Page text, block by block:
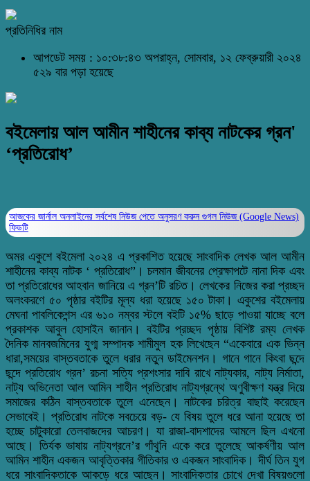
প্রতিনিধির নাম
আপডেট সময় : ১০:৩৮:৪৩ অপরাহ্ন, সোমবার, ১২ ফেব্রুয়ারী ২০২৪
৫২৯ বার পড়া হয়েছে
বইমেলায় আল আমীন শাহীনের কাব্য নাটকের গ্রন'
‘প্রতিরোধ’
আজকের জার্নাল অনলাইনের সর্বশেষ নিউজ পেতে অনুসরণ করুন গুগল নিউজ (Google News)
ফিডটি
অমর একুশে বইমেলা ২০২৪ এ প্রকাশিত হয়েছে সাংবাদিক লেখক আল আমীন
শাহীনের কাব্য নাটক ‘ প্রতিরোধ”। চলমান জীবনের প্রেক্ষাপটে নানা দিক এবং
তা প্রতিরোধের আহবান জানিয়ে এ গ্রন’টি রচিত। লেখকের নিজের করা প্রচ্ছদ
অলংকরণে ৫০ পৃষ্ঠার বইটির মূল্য ধরা হয়েছে ১৫০ টাকা। একুশের বইমেলায়
মেঘনা পাবলিকেশন্স এর ৬১০ নম্বর স্টলে বইটি ১৫% ছাড়ে পাওয়া যাচ্ছে বলে
প্রকাশক আবুল হোসাইন জানান। বইটির প্রচ্ছদ পৃষ্ঠায় বিশিষ্ট রম্য লেখক
দৈনিক মানবজমিনের যুগ্ম সম্পাদক শামীমুল হক লিখেছেন “একেবারে এক ভিন্ন
ধারা,সময়ের বাস্তবতাকে তুলে ধরার নতুন ডাইমেনশন। গানে গানে কিংবা ছন্দে
ছন্দে প্রতিরোধ গ্রন’ রচনা সত্যি প্রশংসার দাবি রাখে নাট্যকার, নাট্য নির্মাতা,
নাট্য অভিনেতা আল আমিন শাহীন প্রতিরোধ নাট্যগ্রন্থে অণুবীক্ষণ যন্ত্র দিয়ে
সমাজের কঠিন বাস্তবতাকে তুলে এনেছেন। নাটকের চরিত্র বাছাই করেছেন
সেভাবেই। প্রতিরোধ নাটকে সবচেয়ে বড়- যে বিষয় তুলে ধরে আনা হয়েছে তা
হচ্ছে চাটুকারো তেলবাজদের আচরণ। যা রাজা-বাদশাদের আমলে ছিল এখনো
আছে। তির্যক ভাষায় নাট্যগ্রনে’র গাঁথুনি একে করে তুলেছে আকর্ষণীয় আল
আমিন শাহীন একজন আবৃত্তিকার গীতিকার ও একজন সাংবাদিক। দীর্ঘ তিন যুগ
ধরে সাংবাদিকতাকে আকড়ে ধরে আছেন। সাংবাদিকতার চোখে দেখা বিষয়গুলো